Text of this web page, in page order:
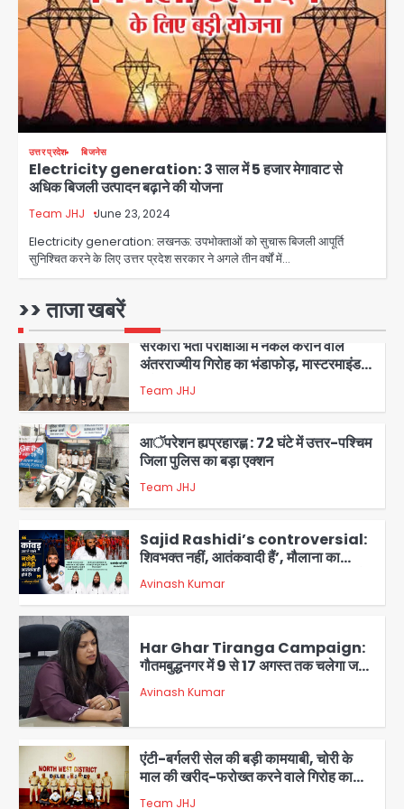
उत्तर प्रदेश बिजनेस
Electricity generation: 3 साल में 5 हजार मेगावाट से
अधिक बिजली उत्पादन बढ़ाने की योजना
Team JHJ June 23, 2024
Electricity generation: लखनऊ: उपभोक्ताओं को सुचारू बिजली आपूर्ति
सुनिश्चित करने के लिए उत्तर प्रदेश सरकार ने अगले तीन वर्षों में…
>> ताजा खबरें
5
Sajid Rashidi’s controversial:
शिवभक्त नहीं, आतंकवादी हैं’, मौलाना का
कांवड़ियों पर विवादित बयान, BJP विधायक ने
कराई FIR, NSA की मांग
Avinash Kumar
Har Ghar Tiranga Campaign:
गौतमबुद्धनगर में 9 से 17 अगस्त तक चलेगा जन-
जागरूकता महाअभियान, डीएम ने की समीक्षा
बैठक
Avinash Kumar
2
एंटी-बर्गलरी सेल की बड़ी कामयाबी, चोरी के
माल की खरीद-फरोख्त करने वाले गिरोह का
3
सरकारी भर्ती परीक्षाओं में नकल कराने वाले
अंतरराज्यीय गिरोह का भंडाफोड़, मास्टरमाइंड
समेत 7 गिरफ्तार
Team JHJ
4
आॅपरेशन ह्यप्रहारह्ण : 72 घंटे में उत्तर-पश्चिम
जिला पुलिस का बड़ा एक्शन
Team JHJ
5
Sajid Rashidi’s controversial:
शिवभक्त नहीं, आतंकवादी हैं’, मौलाना का
कांवड़ियों पर विवादित बयान, BJP विधायक ने
कराई FIR, NSA की मांग
Avinash Kumar
1
Har Ghar Tiranga Campaign:
गौतमबुद्धनगर में 9 से 17 अगस्त तक चलेगा जन-
जागरूकता महाअभियान, डीएम ने की समीक्षा
बैठक
Avinash Kumar
एंटी-बर्गलरी सेल की बड़ी कामयाबी, चोरी के
माल की खरीद-फरोख्त करने वाले गिरोह का
भंडाफोड़
Team JHJ